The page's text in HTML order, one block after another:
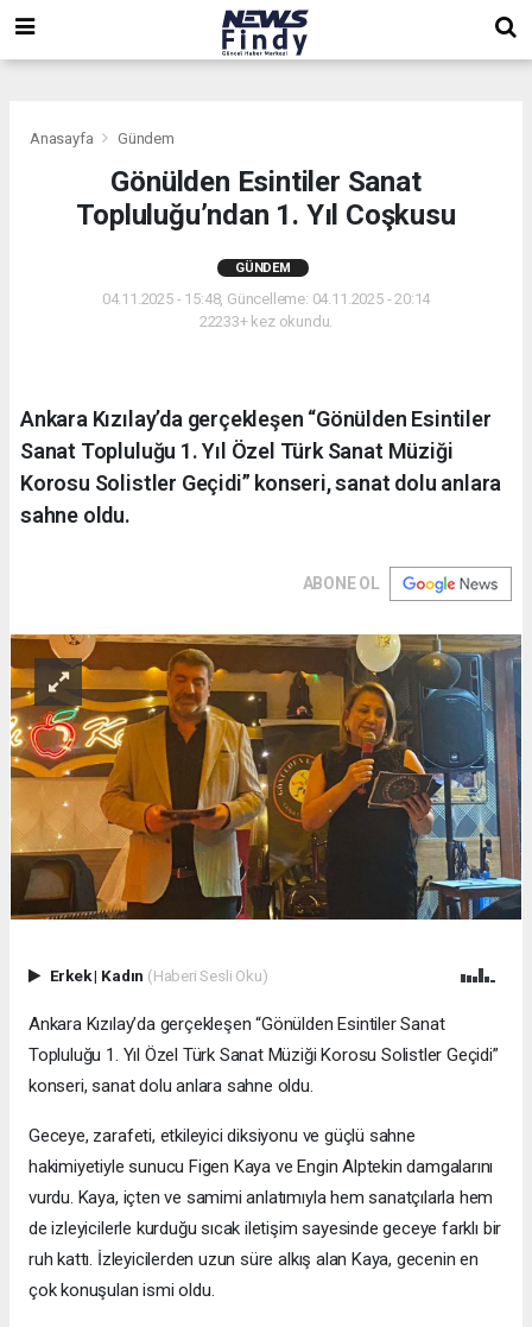
Anasayfa Gündem
Gönülden Esintiler Sanat
Topluluğu’ndan 1. Yıl Coşkusu
GÜNDEM
04.11.2025 - 15:48, Güncelleme: 04.11.2025 - 20:14
22233+ kez okundu.
Ankara Kızılay’da gerçekleşen “Gönülden Esintiler
Sanat Topluluğu 1. Yıl Özel Türk Sanat Müziği
Korosu Solistler Geçidi” konseri, sanat dolu anlara
sahne oldu.
ABONE OL
Erkek| Kadın (Haberi Sesli Oku)
Ankara Kızılay’da gerçekleşen “Gönülden Esintiler Sanat
Topluluğu 1. Yıl Özel Türk Sanat Müziği Korosu Solistler Geçidi”
konseri, sanat dolu anlara sahne oldu.
Geceye, zarafeti, etkileyici diksiyonu ve güçlü sahne
hakimiyetiyle sunucu Figen Kaya ve Engin Alptekin damgalarını
vurdu. Kaya, içten ve samimi anlatımıyla hem sanatçılarla hem
de izleyicilerle kurduğu sıcak iletişim sayesinde geceye farklı bir
ruh kattı. İzleyicilerden uzun süre alkış alan Kaya, gecenin en
çok konuşulan ismi oldu.